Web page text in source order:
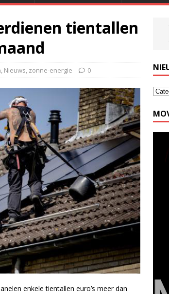
tientallen
, Nieuws, zonne-energie 0
enkele tientallen euro’s meer dan